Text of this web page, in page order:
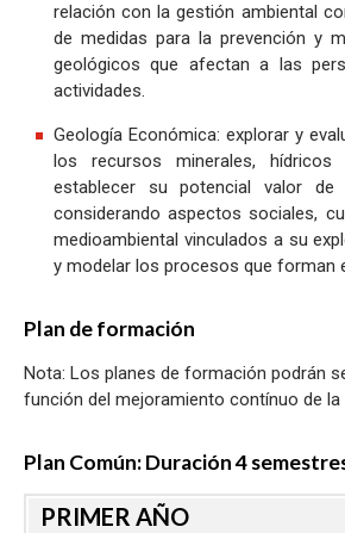
relación con la gestión ambiental
de medidas para la prevención y
geológicos que afectan a las
actividades.
Geología Económica: explorar y
los recursos minerales,
establecer su potencial valor de
considerando aspectos sociales,
medioambiental vinculados a su
y modelar los procesos que forman
Plan de formación
Nota: Los planes de formación podrán
función del mejoramiento contínuo de la
Plan Común: Duración 4
PRIMER AÑO